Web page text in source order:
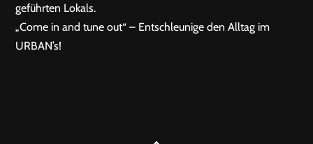
geführten Lokals.
„Come in and tune out“ – Entschleunige den Alltag im
URBAN’s!